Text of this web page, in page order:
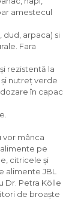
amestecul
arpaca) si
Fara
rezistentă la
nutreț verde
în capac
vor mânca
pe
citricele și
alimente JBL
Dr. Petra Kölle
de broaște